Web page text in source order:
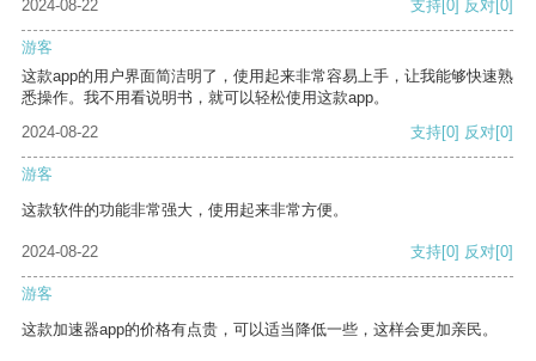
2024-08-22 支持 [0] 反对 [0]
游客
这款app的用户界面简洁明了，使用起来非常容易上手，让我能够快速熟
悉操作。我不用看说明书，就可以轻松使用这款app。
2024-08-22
支持[0] 反对[0]
游客
这款软件的功能非常强大，使用起来非常方便。
2024-08-22 支持[0] 反对[0]
游客
这款加速器app的价格有点贵，可以适当降低一些，这样会更加亲民。